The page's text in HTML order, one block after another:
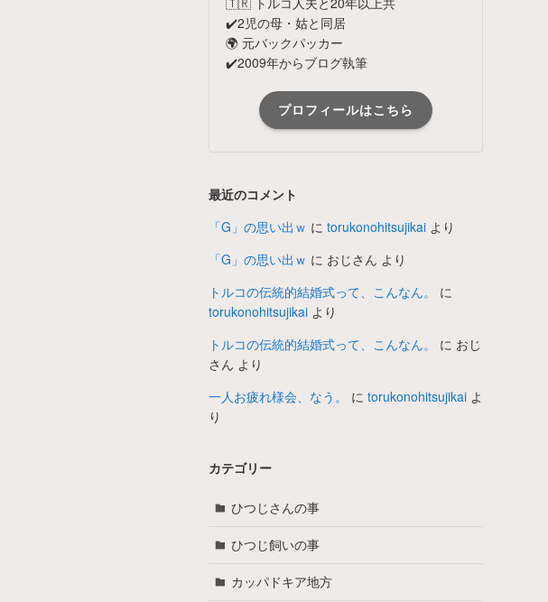
✔️2児の母・姑と同居
🌍 元バックパッカー
✔️2009年からブログ執筆
プロフィールはこちら
最近のコメント
「G」の思い出ｗ に torukonohitsujikai より
「G」の思い出ｗ に おじさん より
トルコの伝統的結婚式って、こんなん。
に
torukonohitsujikai より
トルコの伝統的結婚式って、こんなん。
に おじ
さん より
一人お疲れ様会、なう。
に torukonohitsujikai よ
り
カテゴリー
ひつじさんの事
ひつじ飼いの事
カッパドキア地方